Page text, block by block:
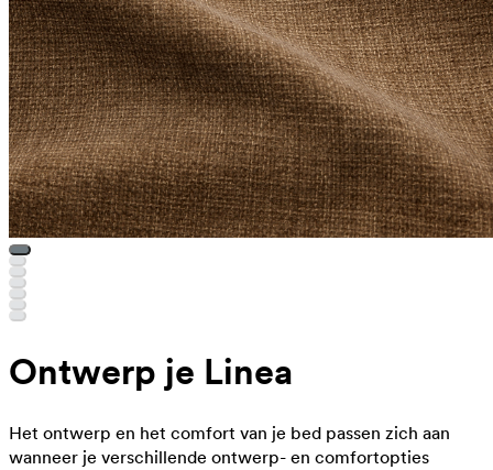
Ontwerp je Linea
Het ontwerp en het comfort van je bed passen zich aan
wanneer je verschillende ontwerp- en comfortopties